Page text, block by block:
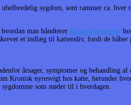
sygdom, som rammer ca. hver
man håndterer Kronisk nyresvigt
et indlæg til kattensliv, fordi de
årsager, symptomer og behandling af
Kronisk nyresvigt hos katte, herunder
som støder til i hverdagen.